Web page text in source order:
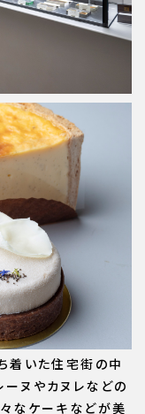
着いた住宅街の中
ヌやカヌレなどの
なケーキなどが美